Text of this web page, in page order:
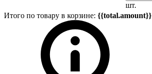
шт.
Итого по товару в корзине: {{total.amount}}